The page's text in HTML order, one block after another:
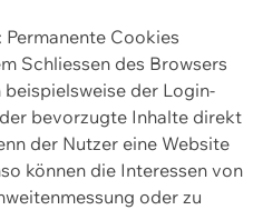
Cookies
Schliessen des Browsers
der Login-
bevorzugte Inhalte direkt
der Nutzer eine Website
können die Interessen von
oder zu